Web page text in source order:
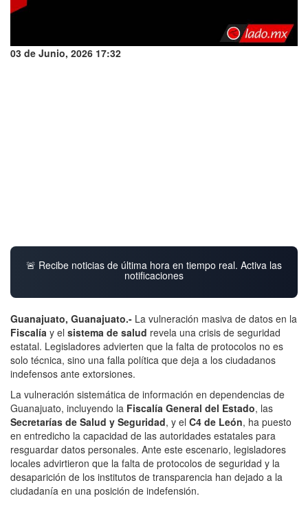
03 de Junio, 2026 17:32
🚨 Recibe noticias de última hora en tiempo real. Activa las
notificaciones
Guanajuato, Guanajuato.- La vulneración masiva de datos en la
Fiscalía y el sistema de salud revela una crisis de seguridad
estatal. Legisladores advierten que la falta de protocolos no es
solo técnica, sino una falla política que deja a los ciudadanos
indefensos ante extorsiones.
La vulneración sistemática de información en dependencias de
Guanajuato, incluyendo la Fiscalía General del Estado, las
Secretarías de Salud y Seguridad, y el C4 de León, ha puesto
en entredicho la capacidad de las autoridades estatales para
resguardar datos personales. Ante este escenario, legisladores
locales advirtieron que la falta de protocolos de seguridad y la
desaparición de los institutos de transparencia han dejado a la
ciudadanía en una posición de indefensión.